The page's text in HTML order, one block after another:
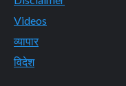
Videos
व्यापार
विदेश